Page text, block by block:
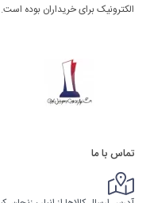
الکترونیک برای خریداران بوده است.
تماس با ما